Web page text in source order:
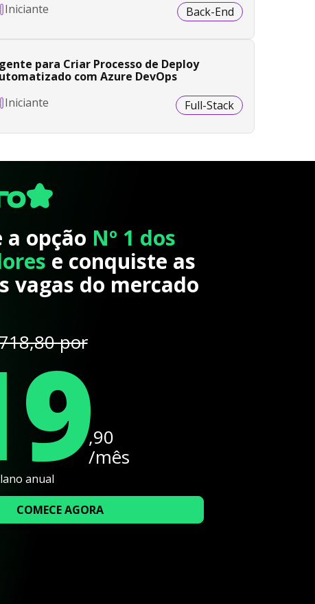
Iniciante
Back-End
para Criar Processo de Deploy
com Azure DevOps
Iniciante
Full-Stack
a opção Nº 1 dos
e conquiste as
vagas do mercado
por
,90
/mês
anual
COMECE AGORA